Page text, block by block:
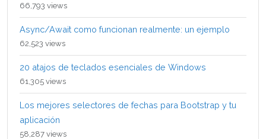
66,793 views
Async/Await como funcionan realmente: un ejemplo
62,523 views
20 atajos de teclados esenciales de Windows
61,305 views
Los mejores selectores de fechas para Bootstrap y tu
aplicación
58,287 views